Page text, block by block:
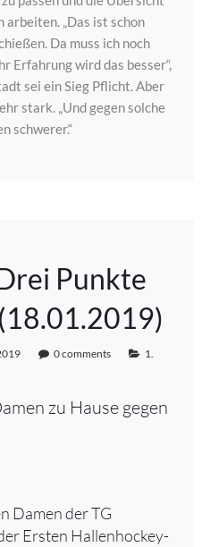
arbeiten. „Das ist schon
Da muss ich noch
Erfahrung wird das besser“,
sei ein Sieg Pflicht. Aber
stark. „Und gegen solche
schwerer.“
Punkte
0 comments
1.
zu Hause gegen
Damen der TG
Ersten Hallenhockey-